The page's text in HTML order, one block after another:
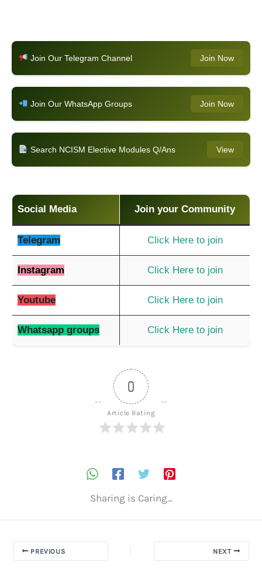
Join Our Telegram Channel Join Now
Join Our WhatsApp Groups Join Now
Search NCISM Elective Modules Q/Ans View
Social Media Join your Community
Telegram Click Here to join
Instagram Click Here to join
Youtube Click Here to join
Whatsapp groups Click Here to join
0
Article Rating
Sharing is Caring...
PREVIOUS NEXT